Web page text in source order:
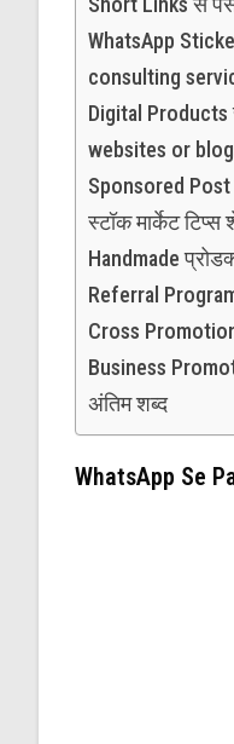
WhatsApp
consulting
Digital
websites or
Sponsored
स्टॉक मार्केट
Handmade
Referral
Cross
Business
अंतिम शब्द
WhatsApp Se